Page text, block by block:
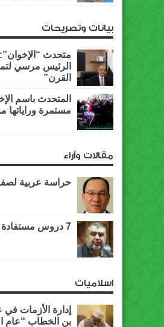
بيانات وتصريحات
متحدث
الرئيس مرسي
القرن”
المتحدث باسم
مستمرة وراياتها
مقالات وآراء
حراسة عربية
7 دروس مستفادة من ثورة يناير
اسلاميات
إدارة الأزمات
بن الخطاب “عام